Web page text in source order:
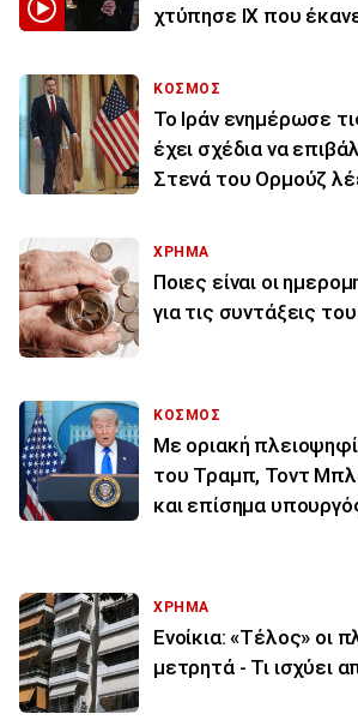
χτύπησε ΙΧ που
ΚΟΣΜΟΣ
To Ιράν ενημέρωσε
έχει σχέδια να
Στενά του Ορμούζ
ΧΡΗΜΑ
Ποιες είναι οι
για τις συντάξεις
ΚΟΣΜΟΣ
Με οριακή
του Τραμπ, Τοντ
και επίσημα
ΧΡΗΜΑ
Ενοίκια: «Τέλος» οι
μετρητά - Τι ισχύει